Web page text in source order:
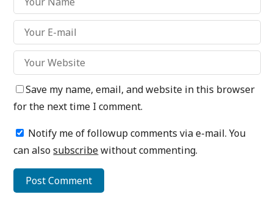
Save my name, email, and website in this browser
for the next time I comment.
Notify me of followup comments via e-mail. You
can alsosubscribewithout commenting.